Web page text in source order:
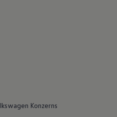
Konzerns